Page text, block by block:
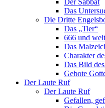
Der Sabbat
Das
Die Dritte
Das „Tier“
666 und
Das
Charakter
Das Bild
Gebote
Der Laute Ruf
Der Laute Ruf
Gefallen,